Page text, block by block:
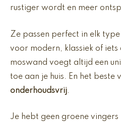
rustiger wordt en meer
Ze passen perfect in elk
voor modern, klassiek of iets
moswand voegt altijd een
toe aan je huis. En het beste
onderhoudsvrij.
Je hebt geen groene vingers